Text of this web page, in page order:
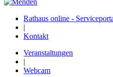
Rathaus online -
|
Kontakt
Veranstaltungen
|
Webcam